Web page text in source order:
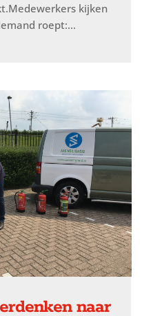
kijken
roept:...
naar